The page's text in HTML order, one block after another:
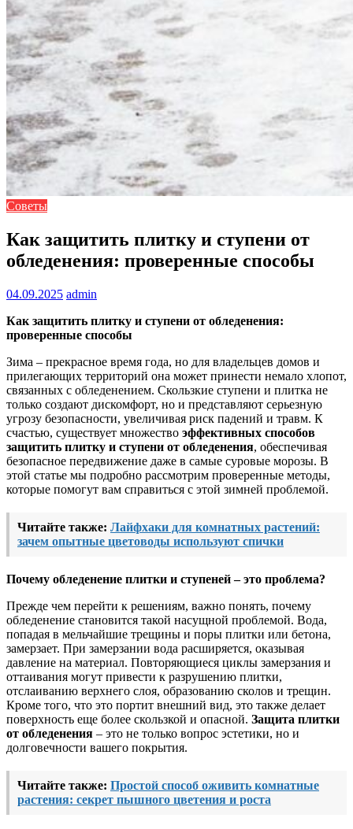
Советы
Как защитить плитку и ступени от
обледенения: проверенные способы
04.09.2025 admin
Как защитить плитку и ступени от обледенения:
проверенные способы
Зима – прекрасное время года, но для владельцев домов и
прилегающих территорий она может принести немало хлопот,
связанных с обледенением. Скользкие ступени и плитка не
только создают дискомфорт, но и представляют серьезную
угрозу безопасности, увеличивая риск падений и травм. К
счастью, существует множество эффективных способов
защитить плитку и ступени от обледенения, обеспечивая
безопасное передвижение даже в самые суровые морозы. В
этой статье мы подробно рассмотрим проверенные методы,
которые помогут вам справиться с этой зимней проблемой.
Читайте также: Лайфхаки для комнатных растений:
зачем опытные цветоводы используют спички
Почему обледенение плитки и ступеней – это проблема?
Прежде чем перейти к решениям, важно понять, почему
обледенение становится такой насущной проблемой. Вода,
попадая в мельчайшие трещины и поры плитки или бетона,
замерзает. При замерзании вода расширяется, оказывая
давление на материал. Повторяющиеся циклы замерзания и
оттаивания могут привести к разрушению плитки,
отслаиванию верхнего слоя, образованию сколов и трещин.
Кроме того, что это портит внешний вид, это также делает
поверхность еще более скользкой и опасной. Защита плитки
от обледенения – это не только вопрос эстетики, но и
долговечности вашего покрытия.
Читайте также: Простой способ оживить комнатные
растения: секрет пышного цветения и роста